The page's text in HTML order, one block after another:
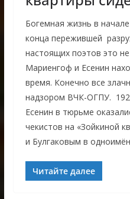
Богемная жизнь в
конца пережившей
настоящих поэтов это
Мариенгоф и Есенин
время. Конечно все
надзором ВЧК-ОГПУ.
Есенин в тюрьме
чекистов на «Зойкиной
и Булгаковым в
Читайте далее